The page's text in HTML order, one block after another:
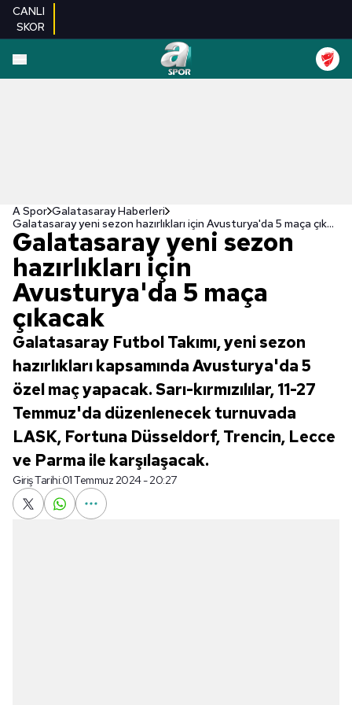
CANLI
SKOR
A Spor Galatasaray Haberleri
Galatasaray yeni sezon hazırlıkları için Avusturya'da 5 maça çıkacak
Galatasaray yeni sezon
hazırlıkları için
Avusturya'da 5 maça
çıkacak
Galatasaray Futbol Takımı, yeni sezon
hazırlıkları kapsamında Avusturya'da 5
özel maç yapacak. Sarı-kırmızılılar, 11-27
Temmuz'da düzenlenecek turnuvada
LASK, Fortuna Düsseldorf, Trencin, Lecce
ve Parma ile karşılaşacak.
Giriş Tarihi:01 Temmuz 2024 - 20:27